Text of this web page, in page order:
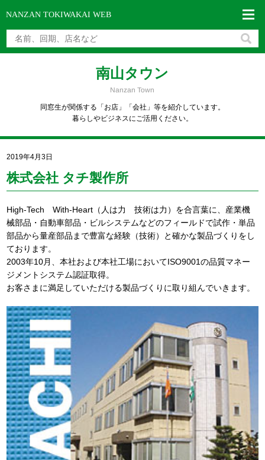
NANZANTOKIWAKAIWEB
南山タウン
Nanzan Town
同窓生が関係する「お店」「会社」等を紹介しています。
暮らしやビジネスにご活用ください。
2019年4月3日
株式会社 タチ製作所
High-Tech With-Heart（人は力 技術は力）を合言葉に、産業機
械部品・自動車部品・ビルシステムなどのフィールドで試作・単品
部品から量産部品まで豊富な経験（技術）と確かな製品づくりをし
ております。
2003年10月、本社および本社工場においてISO9001の品質マネー
ジメントシステム認証取得。
お客さまに満足していただける製品づくりに取り組んでいきます。